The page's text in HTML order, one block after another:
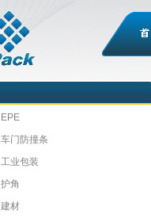
EPE
车门防撞条
工业包装
护角
建材